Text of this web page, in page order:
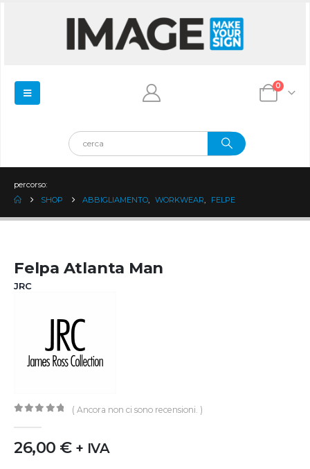
0
percorso:
SHOP
ABBIGLIAMENTO WORKWEAR FELPE
Felpa Atlanta Man
JRC
( Ancora non ci sono recensioni. )
26,00 € + IVA